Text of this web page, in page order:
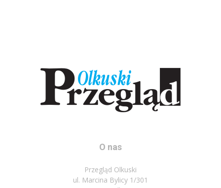
O nas
Przegląd Olkuski
ul. Marcina Bylicy 1/301